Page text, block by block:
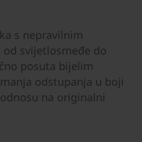
s nepravilnim
svijetlosmeđe do
posuta bijelim
odstupanja u boji
na originalni